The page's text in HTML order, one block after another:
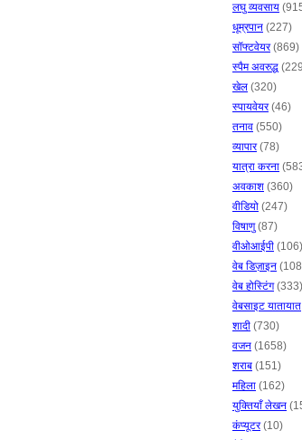
लघु व्यवसाय
धूम्रपान (227)
सॉफ्टवेयर(869)
स्पैम अवरुद्ध
खेल (320)
स्पायवेयर(46)
तनाव (550)
व्यापार(78)
यात्रा करना
अवकाश (360)
वीडियो (247)
विषाणु(87)
वीओआईपी (106)
वेब डिज़ाइन
वेब होस्टिंग(333)
वेबसाइट यातायात
शादी (730)
वजन (1658)
शराब (151)
महिला (162)
युक्तियाँ लेखन
कंप्यूटर(10)